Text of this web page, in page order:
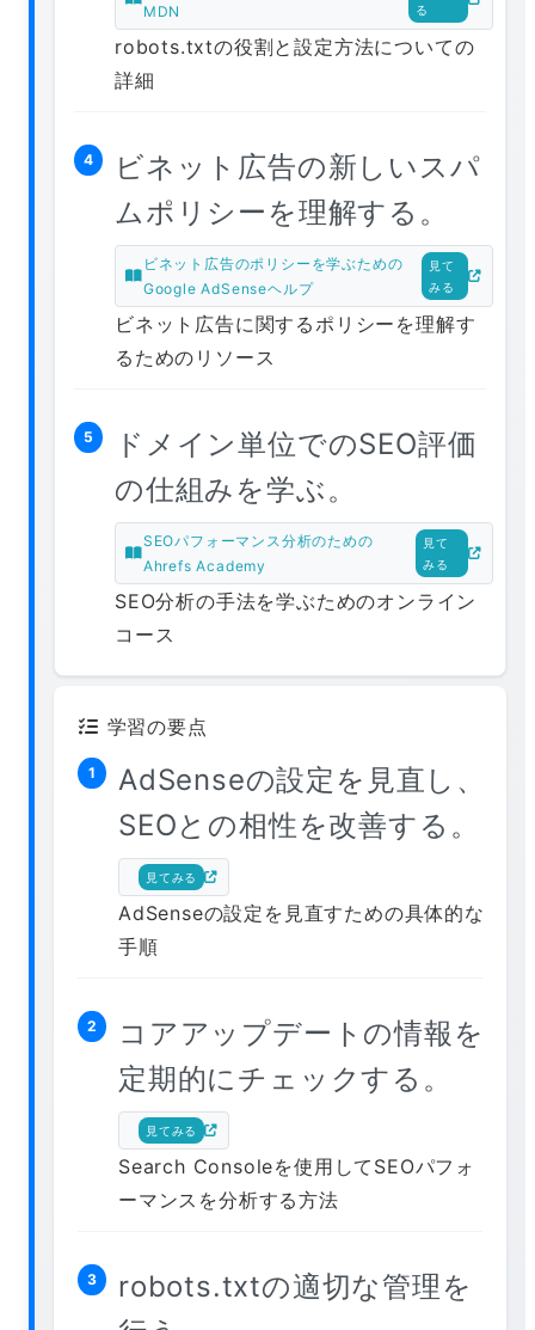
MDN
る
robots.txtの役割と設定方法についての
詳細
4
ビネット広告の新しいスパ
ムポリシーを理解する。
ビネット広告のポリシーを学ぶための
Google AdSenseヘルプ
見て
みる
ビネット広告に関するポリシーを理解す
るためのリソース
5
ドメイン単位でのSEO評価
の仕組みを学ぶ。
SEOパフォーマンス分析のための
Ahrefs Academy
見て
みる
SEO分析の手法を学ぶためのオンライン
コース
学習の要点
1
AdSenseの設定を見直し、
SEOとの相性を改善する。
見てみる
AdSenseの設定を見直すための具体的な
手順
2
コアアップデートの情報を
定期的にチェックする。
見てみる
Search Consoleを使用してSEOパフォ
ーマンスを分析する方法
3
robots.txtの適切な管理を